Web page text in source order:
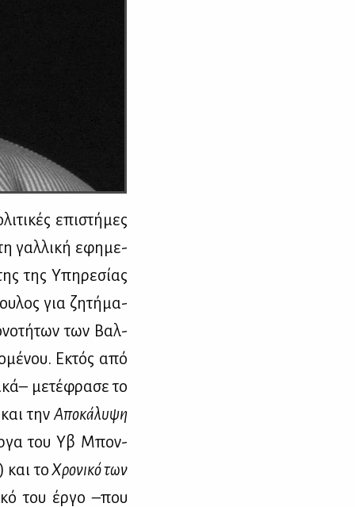
επι­στή­μες
γαλ­λι­κή εφη­με­
της Υπη­ρε­σί­ας
για ζη­τή­μα­
των Βαλ­
Εκτός από
με­τέ­φρα­σε το
την Απο­κά­λυ­ψη
του Υβ Μπον­
και τοΧρο­νι­κό των
του έρ­γο –που